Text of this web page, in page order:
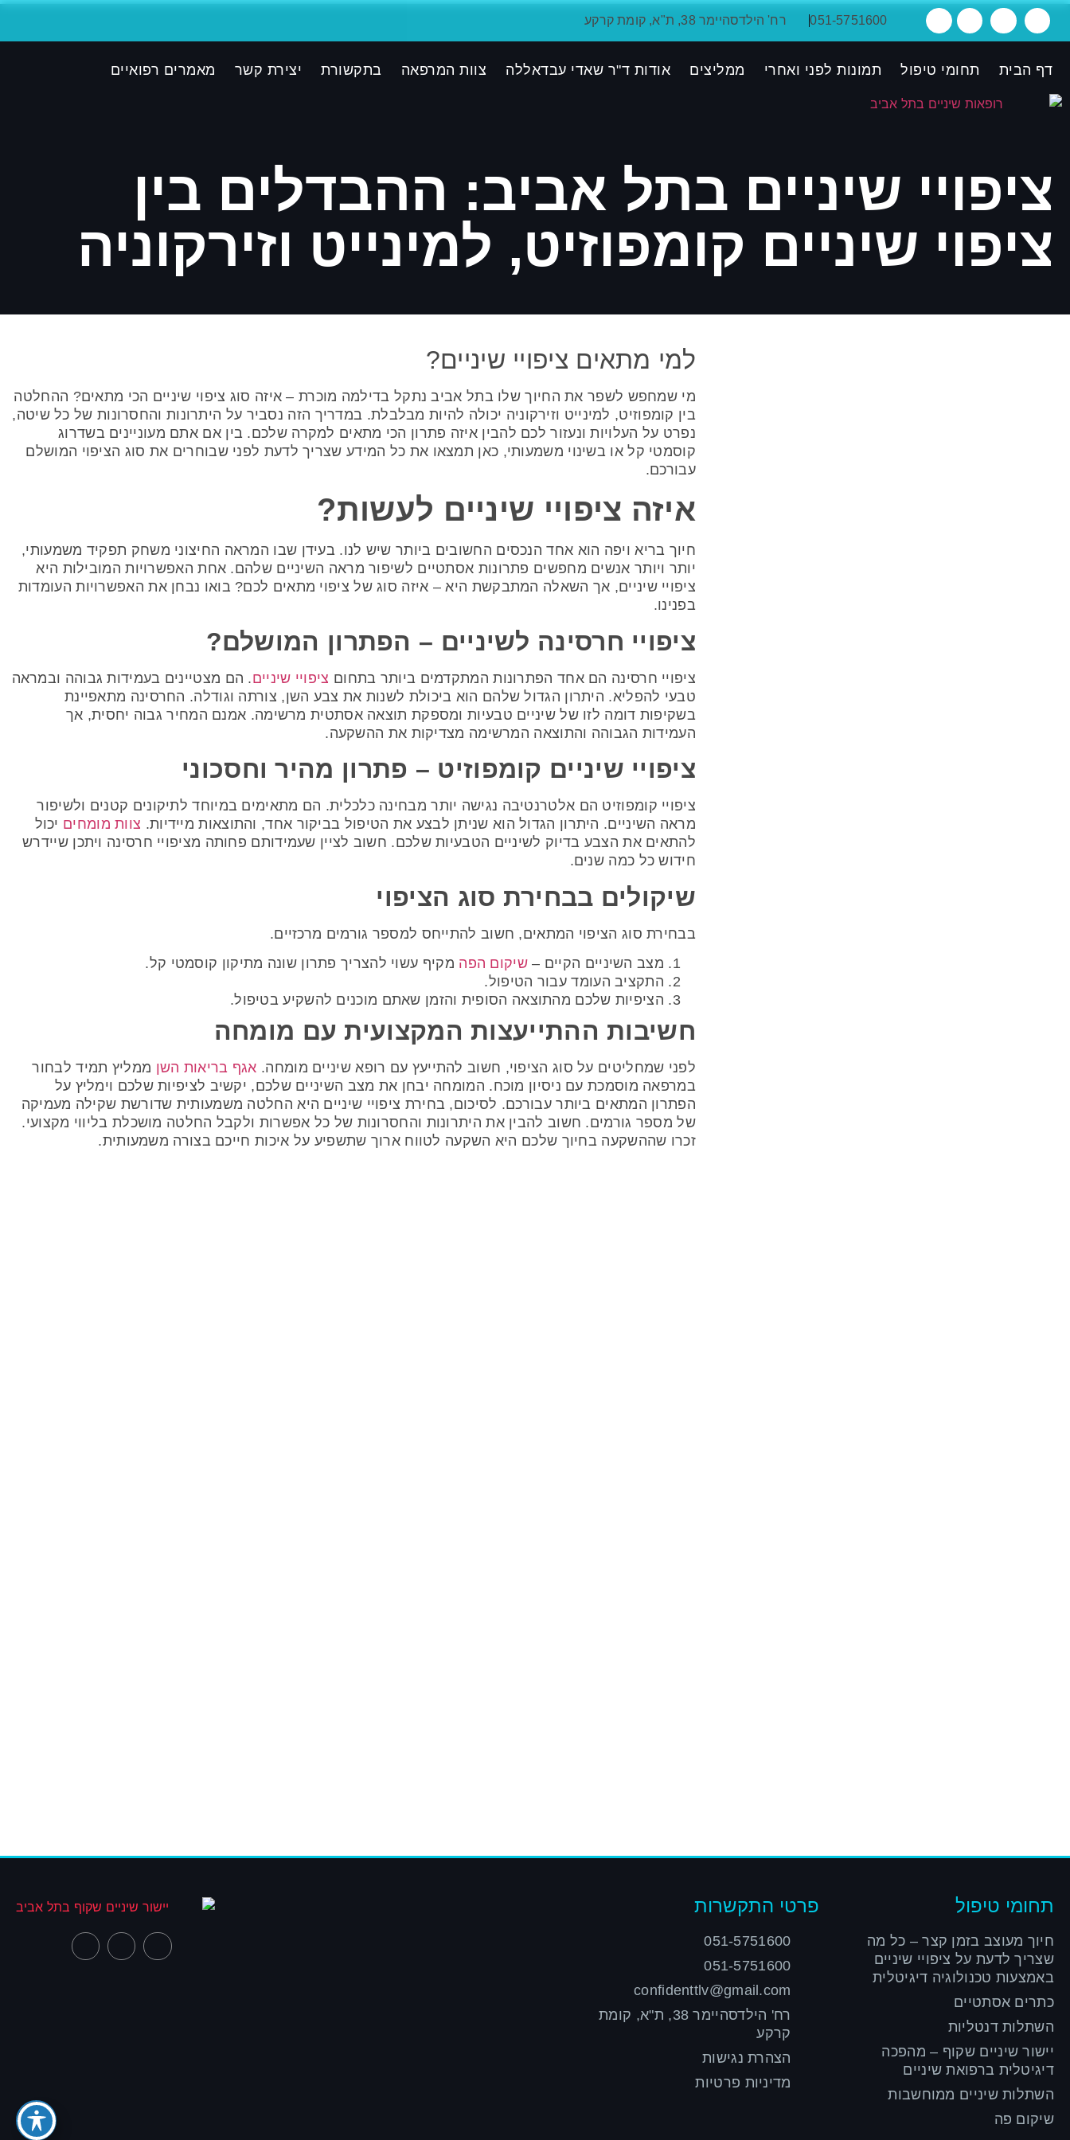
051-5751600 רח' הילדסהיימר 38, ת"א, קומת קרקע
דף הבית תחומי טיפול תמונות לפני ואחרי ממליצים אודות ד"ר שאדי עבדאללה צוות המרפאה בתקשורת יצירת קשר מאמרים רפואיים
ציפויי שיניים בתל אביב: ההבדלים בין
ציפוי שיניים קומפוזיט, למינייט וזירקוניה
למי מתאים ציפויי שיניים?
מי שמחפש לשפר את החיוך שלו בתל אביב נתקל בדילמה מוכרת – איזה סוג ציפוי שיניים הכי מתאים? ההחלטה
בין קומפוזיט, למינייט וזירקוניה יכולה להיות מבלבלת. במדריך הזה נסביר על היתרונות והחסרונות של כל שיטה,
נפרט על העלויות ונעזור לכם להבין איזה פתרון הכי מתאים למקרה שלכם. בין אם אתם מעוניינים בשדרוג
קוסמטי קל או בשינוי משמעותי, כאן תמצאו את כל המידע שצריך לדעת לפני שבוחרים את סוג הציפוי המושלם
עבורכם.
איזה ציפויי שיניים לעשות?
חיוך בריא ויפה הוא אחד הנכסים החשובים ביותר שיש לנו. בעידן שבו המראה החיצוני משחק תפקיד משמעותי,
יותר ויותר אנשים מחפשים פתרונות אסתטיים לשיפור מראה השיניים שלהם. אחת האפשרויות המובילות היא
ציפויי שיניים, אך השאלה המתבקשת היא – איזה סוג של ציפוי מתאים לכם? בואו נבחן את האפשרויות העומדות
בפנינו.
ציפויי חרסינה לשיניים – הפתרון המושלם?
ציפויי חרסינה הם אחד הפתרונות המתקדמים ביותר בתחום ציפויי שיניים. הם מצטיינים בעמידות גבוהה ובמראה
טבעי להפליא. היתרון הגדול שלהם הוא ביכולת לשנות את צבע השן, צורתה וגודלה. החרסינה מתאפיינת
בשקיפות דומה לזו של שיניים טבעיות ומספקת תוצאה אסתטית מרשימה. אמנם המחיר גבוה יחסית, אך
העמידות הגבוהה והתוצאה המרשימה מצדיקות את ההשקעה.
ציפויי שיניים קומפוזיט – פתרון מהיר וחסכוני
ציפויי קומפוזיט הם אלטרנטיבה נגישה יותר מבחינה כלכלית. הם מתאימים במיוחד לתיקונים קטנים ולשיפור
מראה השיניים. היתרון הגדול הוא שניתן לבצע את הטיפול בביקור אחד, והתוצאות מיידיות. צוות מומחים יכול
להתאים את הצבע בדיוק לשיניים הטבעיות שלכם. חשוב לציין שעמידותם פחותה מציפויי חרסינה ויתכן שיידרש
חידוש כל כמה שנים.
שיקולים בבחירת סוג הציפוי
בבחירת סוג הציפוי המתאים, חשוב להתייחס למספר גורמים מרכזיים.
מצב השיניים הקיים –שיקום הפה מקיף עשוי להצריך פתרון שונה מתיקון קוסמטי קל.
התקציב העומד עבור הטיפול.
הציפיות שלכם מהתוצאה הסופית והזמן שאתם מוכנים להשקיע בטיפול.
חשיבות ההתייעצות המקצועית עם מומחה
לפני שמחליטים על סוג הציפוי, חשוב להתייעץ עם רופא שיניים מומחה. אגף בריאות השן ממליץ תמיד לבחור
במרפאה מוסמכת עם ניסיון מוכח. המומחה יבחן את מצב השיניים שלכם, יקשיב לציפיות שלכם וימליץ על
הפתרון המתאים ביותר עבורכם. לסיכום, בחירת ציפויי שיניים היא החלטה משמעותית שדורשת שקילה מעמיקה
של מספר גורמים. חשוב להבין את היתרונות והחסרונות של כל אפשרות ולקבל החלטה מושכלת בליווי מקצועי.
זכרו שההשקעה בחיוך שלכם היא השקעה לטווח ארוך שתשפיע על איכות חייכם בצורה משמעותית.
תחומי טיפול
חיוך מעוצב בזמן קצר – כל מה
שצריך לדעת על ציפויי שיניים
באמצעות טכנולוגיה דיגיטלית
כתרים אסתטיים
השתלות דנטליות
יישור שיניים שקוף – מהפכה
דיגיטלית ברפואת שיניים
השתלות שיניים ממוחשבות
שיקום פה
פרטי התקשרות
051-5751600
051-5751600
confidenttlv@gmail.com
רח' הילדסהיימר 38, ת"א, קומת
קרקע
הצהרת נגישות
מדיניות פרטיות